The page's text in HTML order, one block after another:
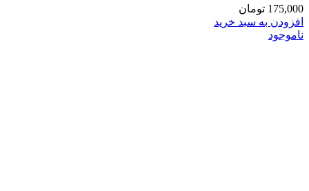
175,000 تومان
افزودن به سبد خرید
ناموجود